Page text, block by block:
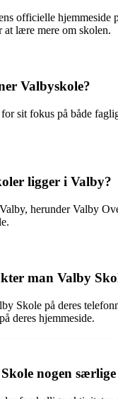
officielle hjemmeside
lære mere om skolen.
Valbyskole?
sit fokus på både
ligger i Valby?
herunder Valby
man Valby
Skole på deres
deres hjemmeside.
nogen